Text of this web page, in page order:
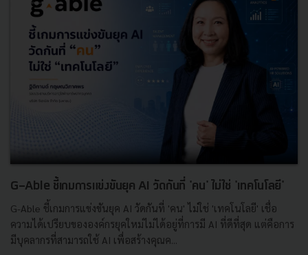
G-Able ชี้เกมการแข่งขันยุค AI วัดกันที่ 'คน' ไม่ใช่ 'เทคโนโลยี'
G-Able ชี้เกมการแข่งขันยุค AI วัดกันที่ 'คน' ไม่ใช่ 'เทคโนโลยี' เชื่อ
ความได้เปรียบขององค์กรยุคใหม่ไม่ได้อยู่ที่การมี AI ที่ดีที่สุด แต่คือการ
มีบุคลากรที่สามารถใช้ AI เพื่อสร้างคุณค...